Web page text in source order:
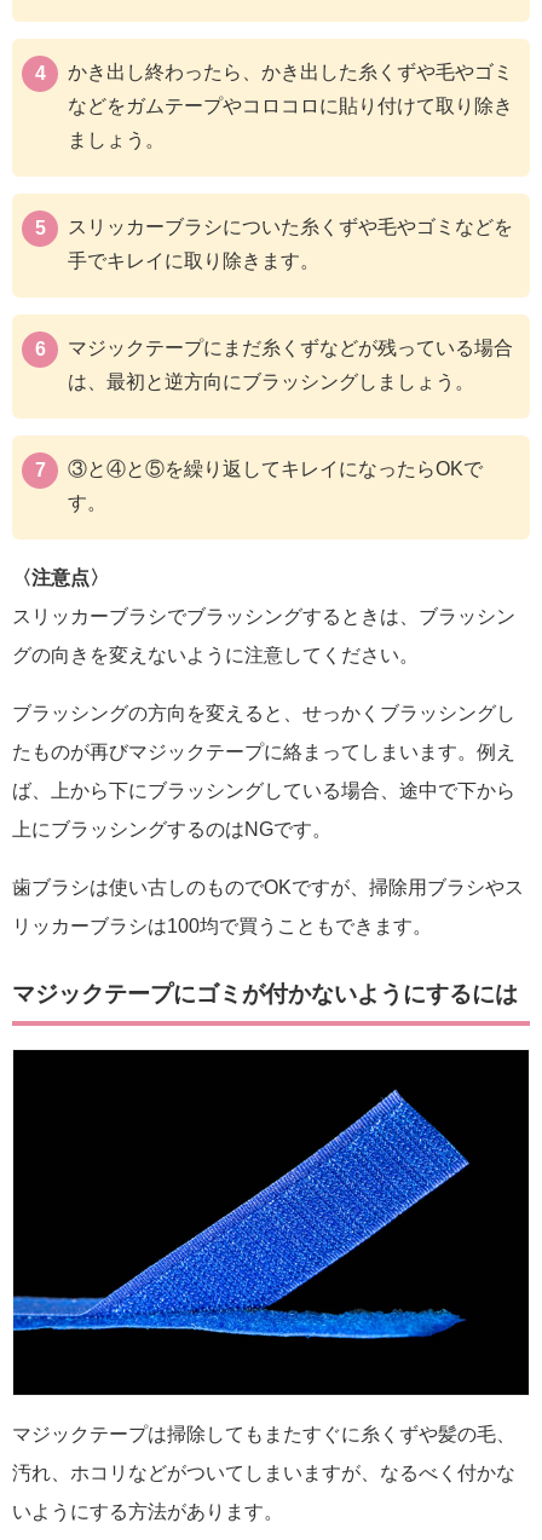
かき出し終わったら、かき出した糸くずや毛やゴミ
などをガムテープやコロコロに貼り付けて取り除き
ましょう。
スリッカーブラシについた糸くずや毛やゴミなどを
手でキレイに取り除きます。
マジックテープにまだ糸くずなどが残っている場合
は、最初と逆方向にブラッシングしましょう。
③と④と⑤を繰り返してキレイになったらOKで
す。
〈注意点〉
スリッカーブラシでブラッシングするときは、ブラッシン
グの向きを変えないように注意してください。
ブラッシングの方向を変えると、せっかくブラッシングし
たものが再びマジックテープに絡まってしまいます。例え
ば、上から下にブラッシングしている場合、途中で下から
上にブラッシングするのはNGです。
歯ブラシは使い古しのものでOKですが、掃除用ブラシやス
リッカーブラシは100均で買うこともできます。
マジックテープにゴミが付かないようにするには
マジックテープは掃除してもまたすぐに糸くずや髪の毛、
汚れ、ホコリなどがついてしまいますが、なるべく付かな
いようにする方法があります。